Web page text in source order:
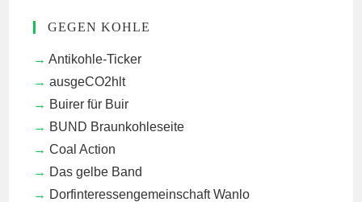
GEGEN KOHLE
Antikohle-Ticker
ausgeCO2hlt
Buirer für Buir
BUND Braunkohleseite
Coal Action
Das gelbe Band
Dorfinteressengemeinschaft Wanlo